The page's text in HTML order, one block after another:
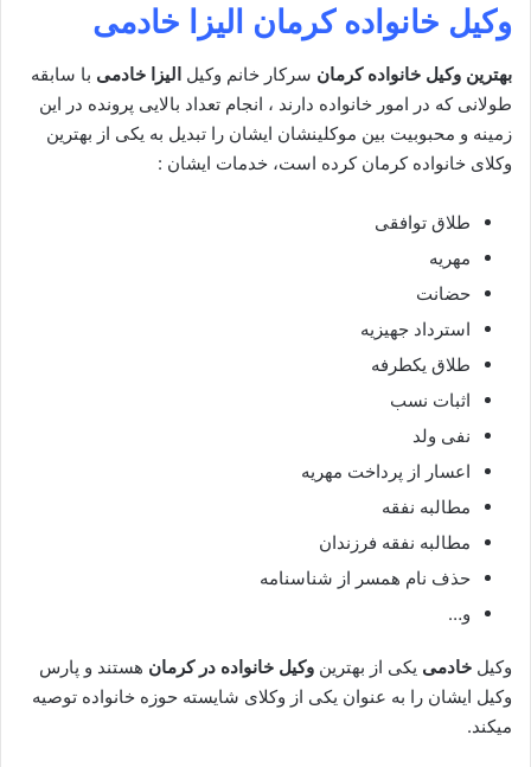
وکیل خانواده کرمان الیزا خادمی
بهترین وکیل خانواده کرمان سرکار خانم وکیل الیزا خادمی با سابقه
طولانی که در امور خانواده دارند ، انجام تعداد بالایی پرونده در این
زمینه و محبوبیت بین موکلینشان ایشان را تبدیل به یکی از بهترین
وکلای خانواده کرمان کرده است، خدمات ایشان :
طلاق توافقی
مهریه
حضانت
استرداد جهیزیه
طلاق یکطرفه
اثبات نسب
نفی ولد
اعسار از پرداخت مهریه
مطالبه نفقه
مطالبه نفقه فرزندان
حذف نام همسر از شناسنامه
و…
وکیل خادمی یکی از بهترین وکیل خانواده در کرمان هستند و پارس
وکیل ایشان را به عنوان یکی از وکلای شایسته حوزه خانواده توصیه
میکند.